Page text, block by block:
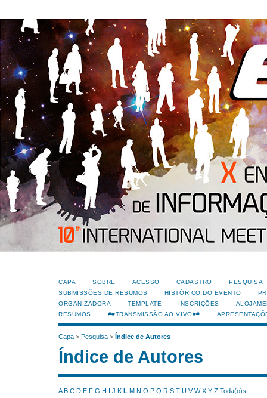
CAPA SOBRE ACESSO CADASTRO
PESQUISA
SUBMISSÕES DE RESUMOS
HISTÓRICO DO EVENTO
ORGANIZADORA
TEMPLATE INSCRIÇÕES
RESUMOS
##TRANSMISSÃO AO VIVO##
Capa > Pesquisa > Índice de Autores
Índice de Autores
A B C D E F G H I J K L M N O P Q R S T U V W X Y Z Toda(o)s